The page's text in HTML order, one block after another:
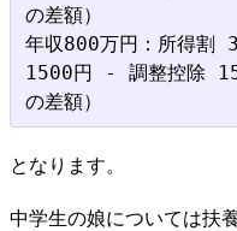
の差額）
年収800万円：所得
1500円 - 調整控除
となります。
中学生の娘については扶